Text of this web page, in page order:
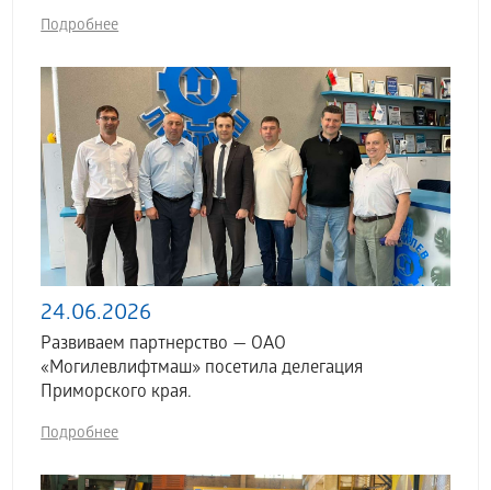
Подробнее
24.06.2026
Развиваем партнерство — ОАО
«Могилевлифтмаш» посетила делегация
Приморского края.
Подробнее